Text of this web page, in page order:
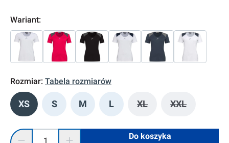
Wariant:
Rozmiar: Tabela rozmiarów
XS S M L XL(Ta opcja jest obecnie
XXL(Ta opcja
Ilość produktu: Wprowadź żądaną ilość lub użyj
Do koszyka